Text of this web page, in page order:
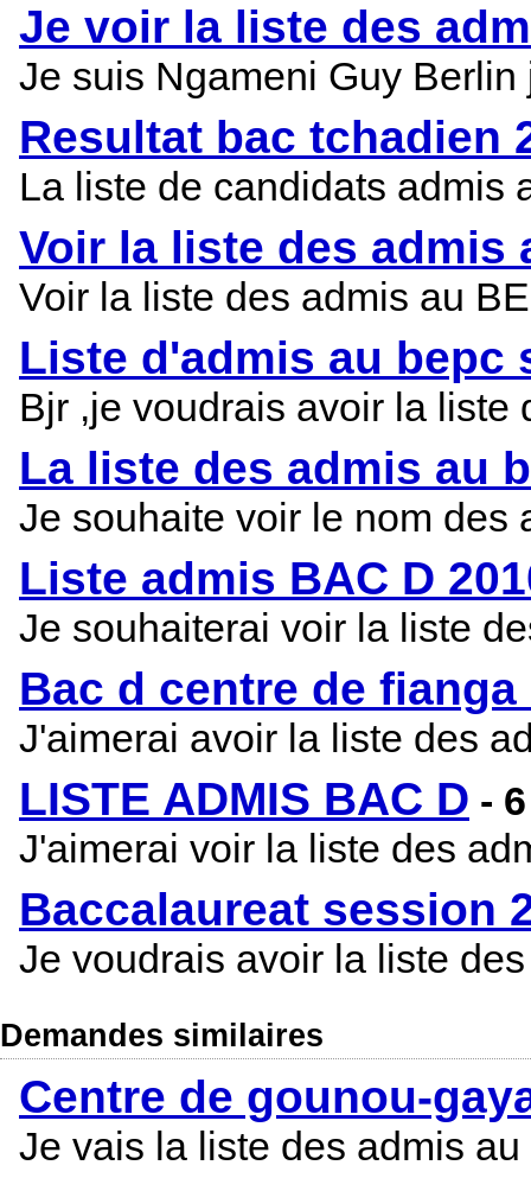
Je voir la liste des
Je suis Ngameni Guy
Resultat bac tchadien
La liste de candidats admis
Voir la liste des admis
Voir la liste des admis au
Liste d'admis au bepc
Bjr ,je voudrais avoir la liste
La liste des admis au
Je souhaite voir le nom des
Liste admis BAC D
Je souhaiterai voir la liste
Bac d centre de
J'aimerai avoir la liste des
LISTE ADMIS BAC D -
J'aimerai voir la liste des
Baccalaureat session
Je voudrais avoir la liste
Demandes similaires
Centre de gounou-
Je vais la liste des admis